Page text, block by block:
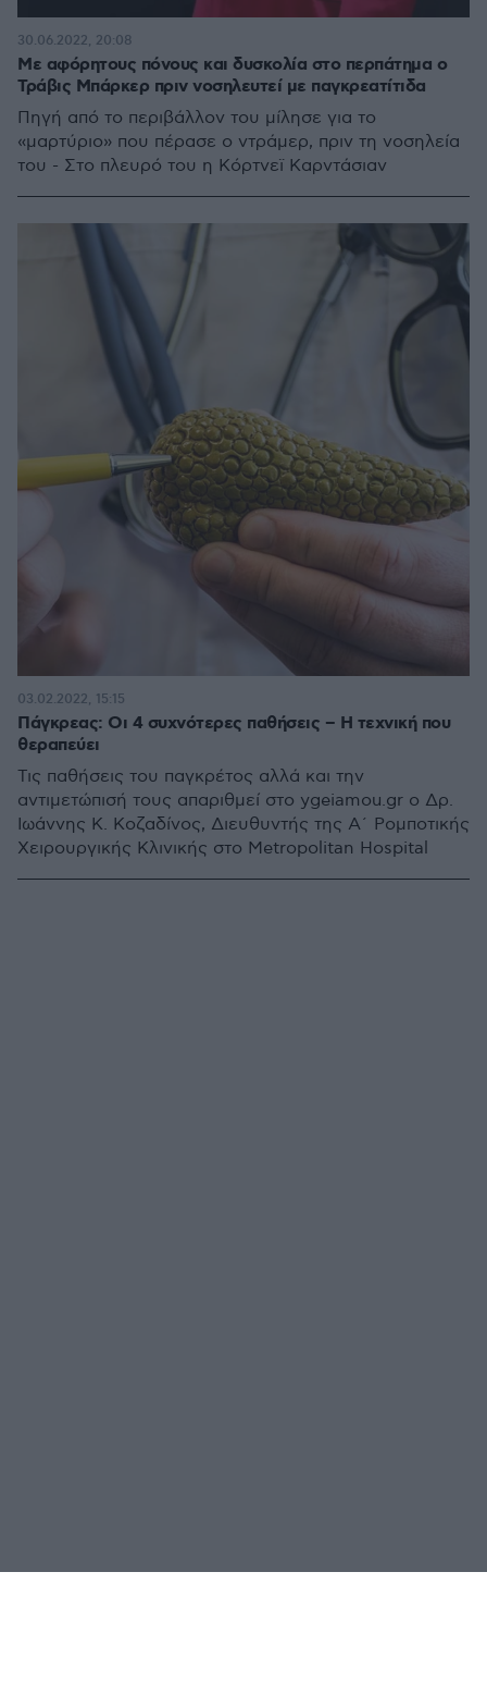
Με αφόρητους πόνους και δυσκολία στο περπάτημα ο
Τράβις Μπάρκερ πριν νοσηλευτεί με παγκρεατίτιδα
Πηγή από το περιβάλλον του μίλησε για το
«μαρτύριο» που πέρασε ο ντράμερ, πριν τη νοσηλεία
του - Στο πλευρό του η Κόρτνεϊ Καρντάσιαν
30.06.2022, 20:08
Πάγκρεας: Οι 4 συχνότερες παθήσεις – Η τεχνική που
θεραπεύει
Τις παθήσεις του παγκρέτος αλλά και την
αντιμετώπισή τους απαριθμεί στο ygeiamou.gr o Δρ.
Ιωάννης Κ. Κοζαδίνος, Διευθυντής της Α΄ Ρομποτικής
Χειρουργικής Κλινικής στο Μetropolitan Ηospital
03.02.2022, 15:15